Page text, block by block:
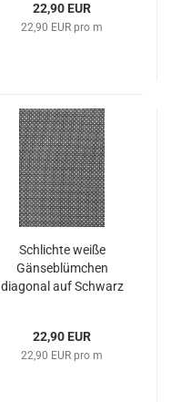
22,90 EUR
22,90 EUR pro m
Schlichte weiße
Gänseblümchen
diagonal auf Schwarz
22,90 EUR
22,90 EUR pro m